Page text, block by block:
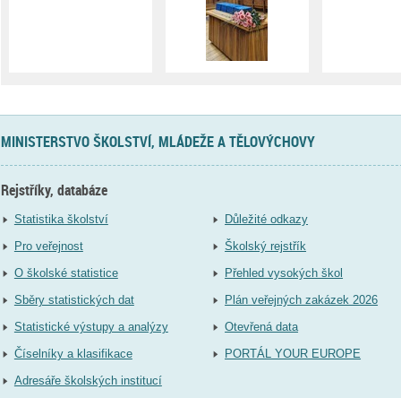
MINISTERSTVO ŠKOLSTVÍ, MLÁDEŽE A TĚLOVÝCHOVY
Rejstříky, databáze
Statistika školství
Pro veřejnost
O školské statistice
Sběry statistických dat
Statistické výstupy a analýzy
Číselníky a klasifikace
Adresáře školských institucí
Důležité odkazy
Školský rejstřík
Přehled vysokých škol
Plán veřejných zakázek 2026
Otevřená data
PORTÁL YOUR EUROPE